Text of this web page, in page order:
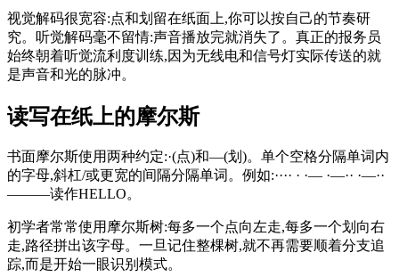
视觉解码很宽容:点和划留在纸面上,你可以按自己的节奏研
究。听觉解码毫不留情:声音播放完就消失了。真正的报务员
始终朝着听觉流利度训练,因为无线电和信号灯实际传送的就
是声音和光的脉冲。
读写在纸上的摩尔斯
书面摩尔斯使用两种约定:·(点)和—(划)。单个空格分隔单词内
的字母,斜杠/或更宽的间隔分隔单词。例如:···· · ·— ·—·· ·—··
———读作HELLO。
初学者常常使用摩尔斯树:每多一个点向左走,每多一个划向右
走,路径拼出该字母。一旦记住整棵树,就不再需要顺着分支追
踪,而是开始一眼识别模式。